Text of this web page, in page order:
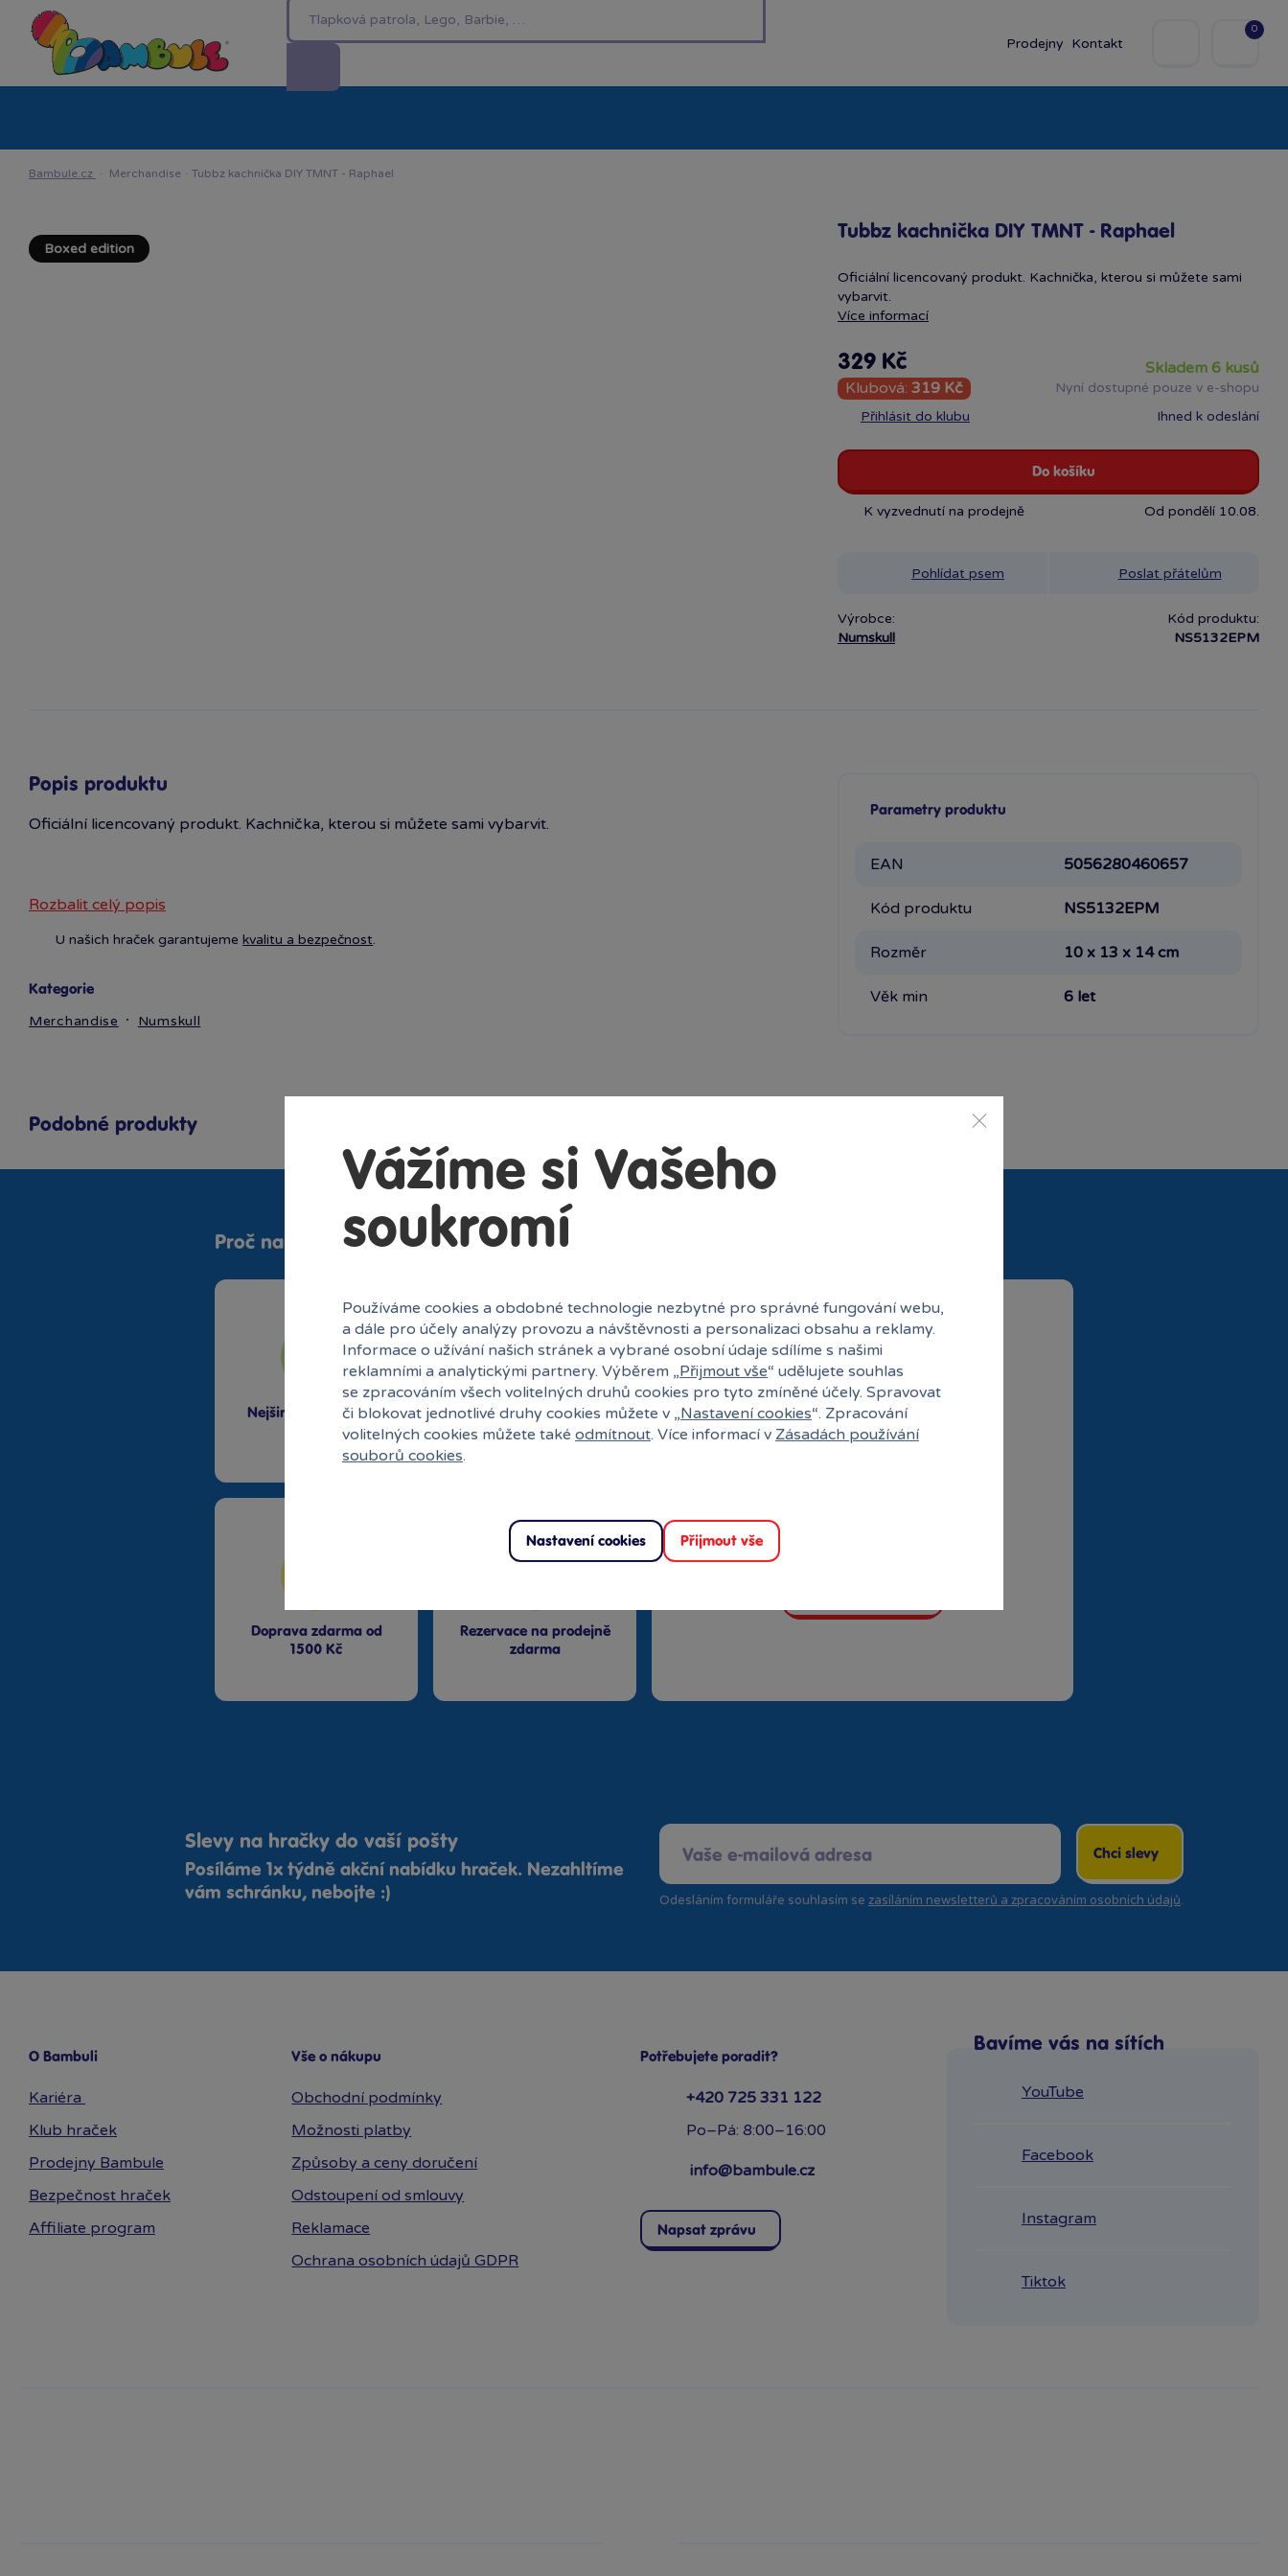
Prodejny Kontakt
0
Bambule.cz · Merchandise · Tubbz kachnička DIY TMNT - Raphael
Boxed edition
Tubbz kachnička DIY TMNT - Raphael
Oficiální licencovaný produkt. Kachnička, kterou si můžete sami
vybarvit.
Více informací
329 Kč
Klubová: 319 Kč
Přihlásit do klubu
skladem 6 kusů
Nyní dostupné pouze v e-shopu
Ihned k odeslání
Do košíku
K vyzvednutí na prodejně Od pondělí 10.08.
Pohlídat psem Poslat přátelům
Výrobce:
Numskull
Kód produktu:
NS5132EPM
Popis produktu
Oficiální licencovaný produkt. Kachnička, kterou si můžete sami vybarvit.
Rozbalit celý popis
U našich hraček garantujemekvalitu a bezpečnost.
Kategorie
Merchandise Numskull
Parametry produktu
EAN 5056280460657
Kód produktu NS5132EPM
Rozměr 10 x 13 x 14 cm
Věk min 6 let
Podobné produkty
Proč nakupovat v Bambuli?
Nejširší sortiment na
27 kamenných prodejen
Doprava zdarma od
1500 Kč
Rezervace na prodejně
zdarma
Překvapení
Slevy na hračky do vaší pošty
Posíláme 1x týdně akční nabídku hraček. Nezahltíme
vám schránku, nebojte :)
Chci slevy
Odesláním formuláře souhlasím se zasíláním newsletterů a zpracováním osobních údajů.
O Bambuli
Kariéra
Klub hraček
Prodejny Bambule
Bezpečnost hraček
Affiliate program
Vše o nákupu
Obchodní podmínky
Možnosti platby
Způsoby a ceny doručení
Odstoupení od smlouvy
Reklamace
Ochrana osobních údajů GDPR
Potřebujete poradit?
+420 725 331 122
Po–Pá: 8:00–16:00
info@bambule.cz
Napsat zprávu
Bavíme vás na sítích
YouTube
Facebook
Instagram
Tiktok
Vážíme si Vašeho
soukromí
Používáme cookies a obdobné technologie nezbytné pro správné fungování webu,
a dále pro účely analýzy provozu a návštěvnosti a personalizaci obsahu a reklamy.
Informace o užívání našich stránek a vybrané osobní údaje sdílíme s našimi
reklamními a analytickými partnery. Výběrem „Přijmout vše“ udělujete souhlas
se zpracováním všech volitelných druhů cookies pro tyto zmíněné účely. Spravovat
či blokovat jednotlivé druhy cookies můžete v „Nastavení cookies“. Zpracování
volitelných cookies můžete také odmítnout. Více informací v Zásadách používání
souborů cookies.
Nastavení cookies Přijmout vše